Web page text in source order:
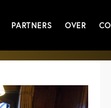
PARTNERS OVER